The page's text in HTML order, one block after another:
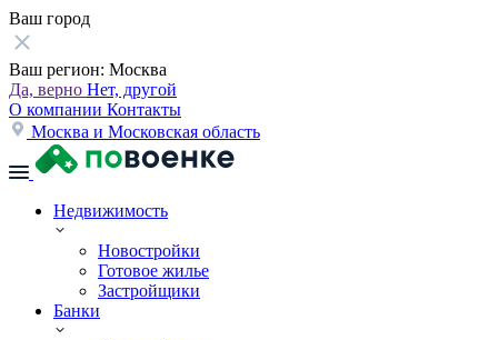
Ваш город
Ваш регион: Москва
Да, верно Нет, другой
О компании Контакты
Москва и Московская область
Недвижимость
Новостройки
Готовое жилье
Застройщики
Банки